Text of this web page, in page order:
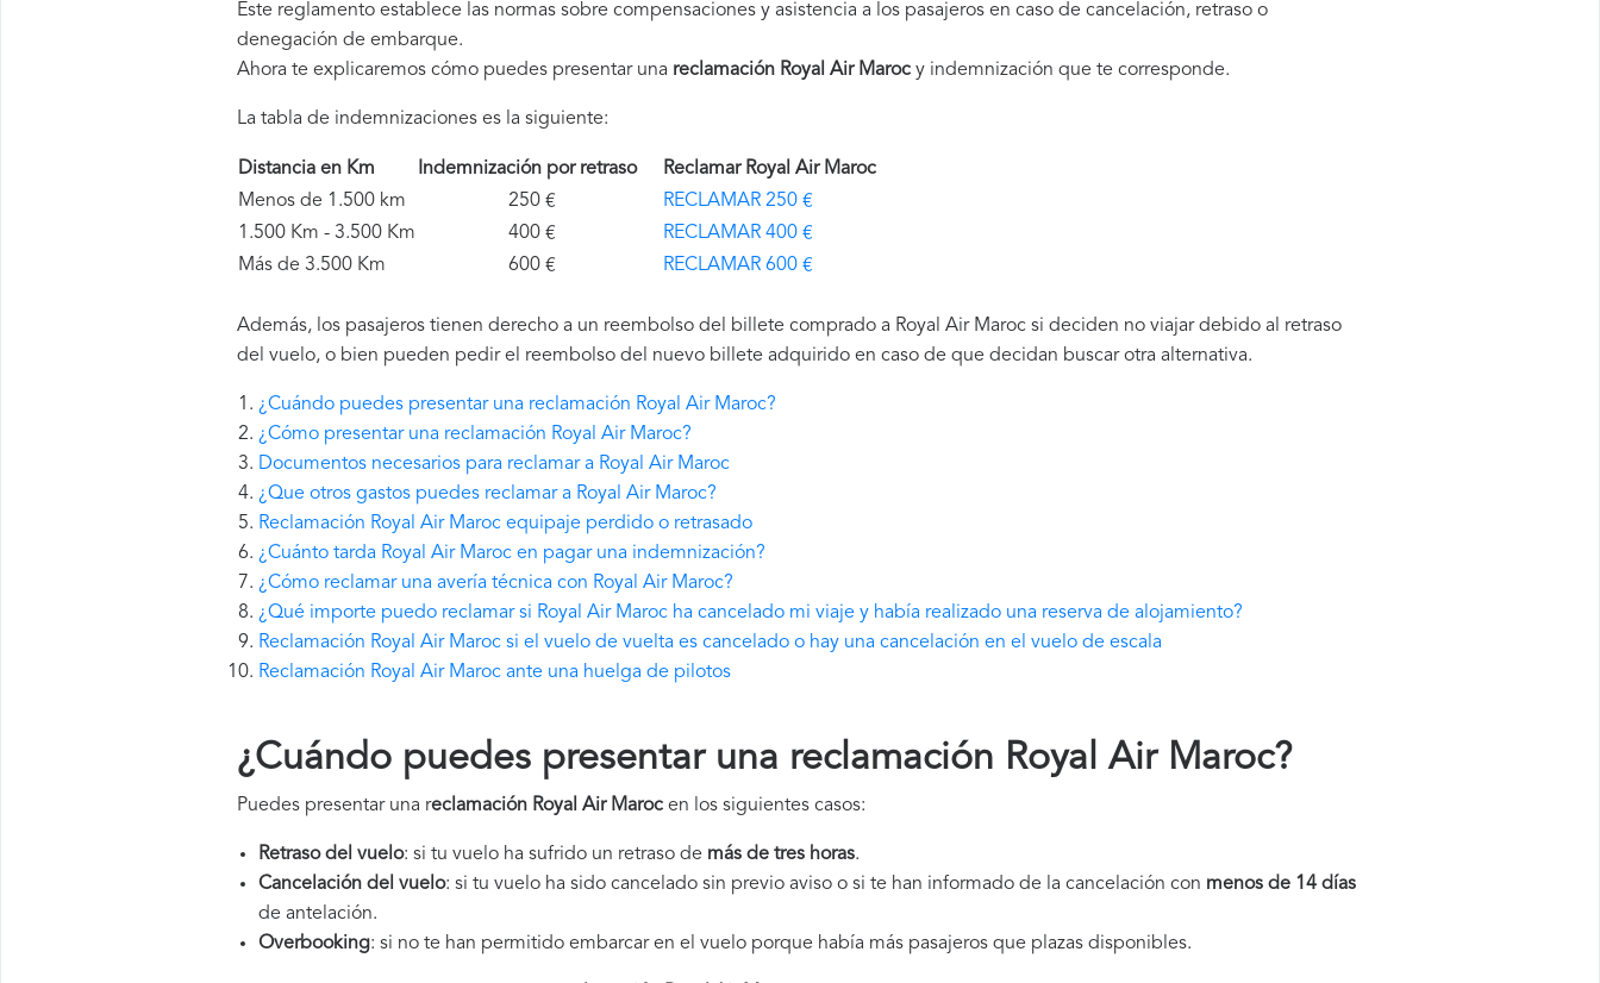
Este reglamento establece las normas sobre compensaciones y asistencia a los pasajeros en caso de cancelación, retraso o
denegación de embarque.
Ahora te explicaremos cómo puedes presentar una reclamación Royal Air Maroc y indemnización que te corresponde.
La tabla de indemnizaciones es la siguiente:
Distancia en Km Indemnización por retraso
Reclamar Royal Air Maroc
Menos de 1.500 km
250 €
RECLAMAR 250 €
1.500 Km - 3.500 Km
400 €
RECLAMAR 400 €
Más de 3.500 Km
600 € RECLAMAR 600 €
Además, los pasajeros tienen derecho a un reembolso del billete comprado a Royal Air Maroc si deciden no viajar debido al retraso
del vuelo, o bien pueden pedir el reembolso del nuevo billete adquirido en caso de que decidan buscar otra alternativa.
¿Cuándo puedes presentar una reclamación Royal Air Maroc?
¿Cómo presentar una reclamación Royal Air Maroc?
Documentos necesarios para reclamar a Royal Air Maroc
¿Que otros gastos puedes reclamar a Royal Air Maroc?
Reclamación Royal Air Maroc equipaje perdido o retrasado
¿Cuánto tarda Royal Air Maroc en pagar una indemnización?
¿Cómo reclamar una avería técnica con Royal Air Maroc?
¿Qué importe puedo reclamar si Royal Air Maroc ha cancelado mi viaje y había realizado una reserva de alojamiento?
Reclamación Royal Air Maroc si el vuelo de vuelta es cancelado o hay una cancelación en el vuelo de escala
Reclamación Royal Air Maroc ante una huelga de pilotos
¿Cuándo puedes presentar una reclamación Royal Air Maroc?
Puedes presentar una reclamación Royal Air Maroc en los siguientes casos:
Retraso del vuelo: si tu vuelo ha sufrido un retraso de más de tres horas.
Cancelación del vuelo: si tu vuelo ha sido cancelado sin previo aviso o si te han informado de la cancelación con menos de 14 días
de antelación.
Overbooking: si no te han permitido embarcar en el vuelo porque había más pasajeros que plazas disponibles.